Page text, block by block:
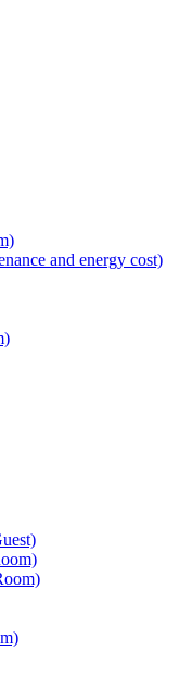
and energy cost)